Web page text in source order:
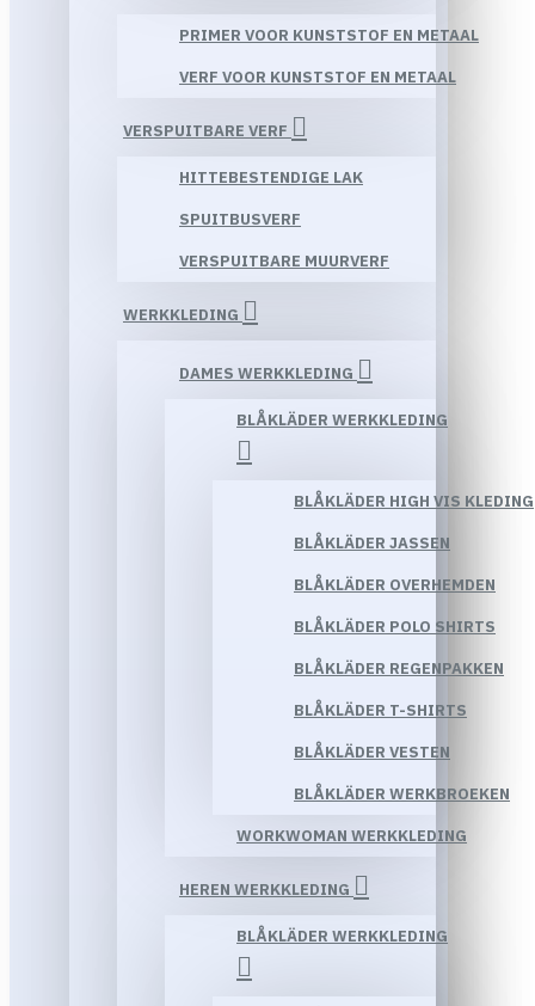
PRIMER VOOR KUNSTSTOF EN METAAL
VERF VOOR KUNSTSTOF EN METAAL
VERSPUITBARE VERF
HITTEBESTENDIGE LAK
SPUITBUSVERF
VERSPUITBARE MUURVERF
WERKKLEDING
DAMES WERKKLEDING
BLÅKLÄDER WERKKLEDING
BLÅKLÄDER HIGH VIS KLEDING
BLÅKLÄDER JASSEN
BLÅKLÄDER OVERHEMDEN
BLÅKLÄDER POLO SHIRTS
BLÅKLÄDER REGENPAKKEN
BLÅKLÄDER T-SHIRTS
BLÅKLÄDER VESTEN
BLÅKLÄDER WERKBROEKEN
WORKWOMAN WERKKLEDING
HEREN WERKKLEDING
BLÅKLÄDER WERKKLEDING